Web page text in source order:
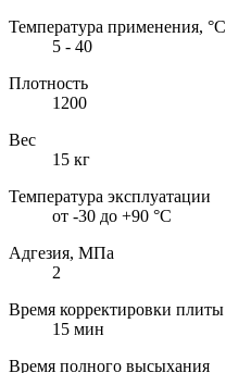
Температура применения, °С
5 - 40
Плотность
1200
Вес
15 кг
Температура эксплуатации
от -30 до +90 °С
Адгезия, МПа
2
Время корректировки плиты
15 мин
Время полного высыхания